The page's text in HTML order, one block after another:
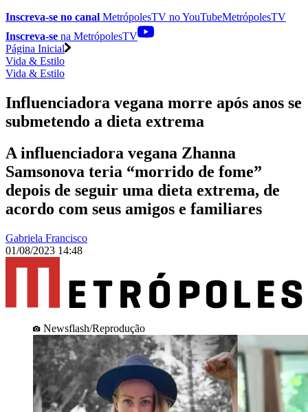
Inscreva-se no canal MetrópolesTV noYouTubeMetrópolesTV
Inscreva-se na MetrópolesTV
Página Inicial
Vida & Estilo
Vida & Estilo
Influenciadora vegana morre após anos se
submetendo a dieta extrema
A influenciadora vegana Zhanna
Samsonova teria “morrido de fome”
depois de seguir uma dieta extrema, de
acordo com seus amigos e familiares
Gabriela Francisco
01/08/2023 14:48
Newsflash/Reprodução